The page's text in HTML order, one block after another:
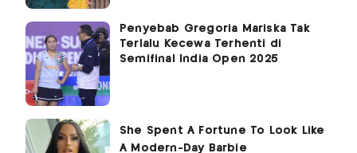
Penyebab Gregoria Mariska Tak
Terlalu Kecewa Terhenti di
Semifinal India Open 2025